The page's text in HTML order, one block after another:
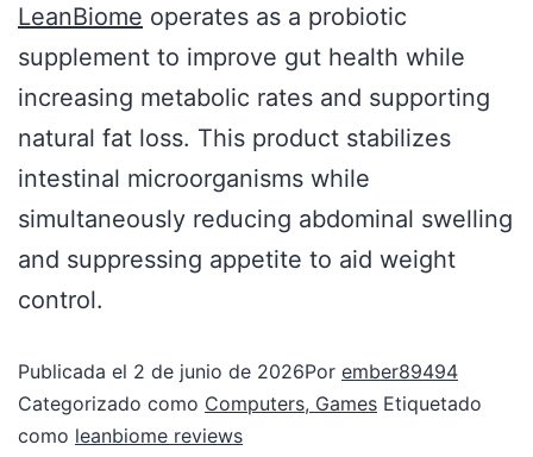
LeanBiome operates as a probiotic
supplement to improve gut health while
increasing metabolic rates and supporting
natural fat loss. This product stabilizes
intestinal microorganisms while
simultaneously reducing abdominal swelling
and suppressing appetite to aid weight
control.
Publicada el 2 de junio de 2026Por ember89494
Categorizado como Computers, Games Etiquetado
como leanbiome reviews